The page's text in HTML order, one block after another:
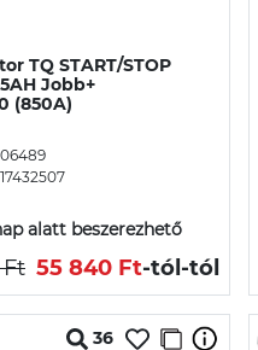
TQ START/STOP
Jobb+
(850A)
alatt beszerezhető
Ft 55 840 Ft-tól-tól
36